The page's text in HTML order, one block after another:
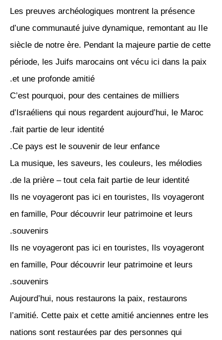
Les preuves archéologiques montrent la présence
d’une communauté juive dynamique, remontant au IIe
siècle de notre ère. Pendant la majeure partie de cette
période, les Juifs marocains ont vécu ici dans la paix
et une profonde amitié.
C’est pourquoi, pour des centaines de milliers
d’Israéliens qui nous regardent aujourd’hui, le Maroc
fait partie de leur identité.
Ce pays est le souvenir de leur enfance.
La musique, les saveurs, les couleurs, les mélodies
de la prière – tout cela fait partie de leur identité.
Ils ne voyageront pas ici en touristes, Ils voyageront
en famille, Pour découvrir leur patrimoine et leurs
souvenirs.
Ils ne voyageront pas ici en touristes, Ils voyageront
en famille, Pour découvrir leur patrimoine et leurs
souvenirs.
Aujourd’hui, nous restaurons la paix, restaurons
l’amitié. Cette paix et cette amitié anciennes entre les
nations sont restaurées par des personnes qui